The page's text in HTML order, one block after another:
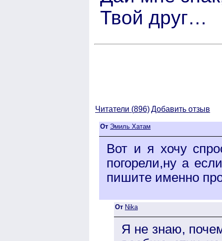
Твой друг…
Читатели (896)Добавить отзыв
От Эмиль Хатам
Вот и я хочу
погорели,ну а
пишите именно
От Nika
Я не знаю,